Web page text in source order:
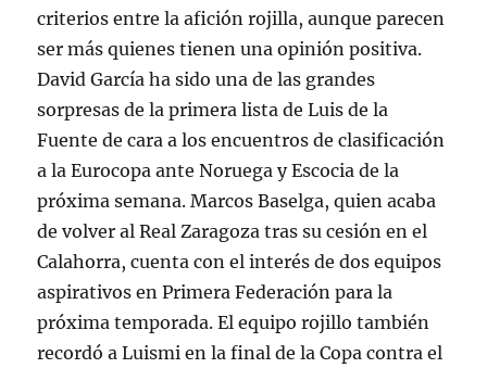
criterios entre la afición rojilla, aunque parecen
ser más quienes tienen una opinión positiva.
David García ha sido una de las grandes
sorpresas de la primera lista de Luis de la
Fuente de cara a los encuentros de clasificación
a la Eurocopa ante Noruega y Escocia de la
próxima semana. Marcos Baselga, quien acaba
de volver al Real Zaragoza tras su cesión en el
Calahorra, cuenta con el interés de dos equipos
aspirativos en Primera Federación para la
próxima temporada. El equipo rojillo también
recordó a Luismi en la final de la Copa contra el